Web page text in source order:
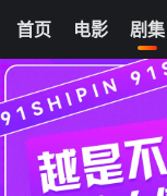
首页 电影 剧集
我的
春晖